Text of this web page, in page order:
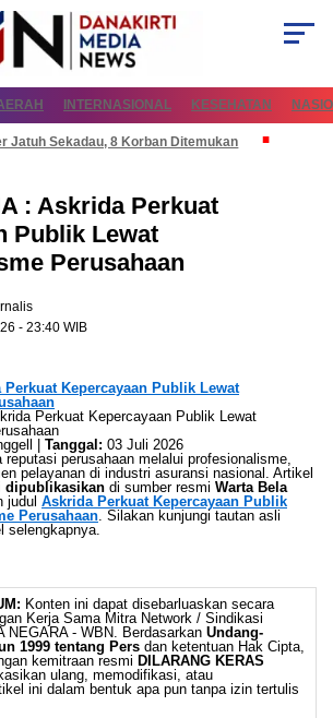
INTERNASIONAL KESEHATAN
Jatuh Sekadau, 8 Korban Ditemukan
: Askrida Perkuat
Publik Lewat
Perusahaan
- 23:40 WIB
Perkuat Kepercayaan Publik Lewat
| Tanggal: 03 Juli 2026
perusahaan melalui profesionalisme,
pelayanan di industri asuransi nasional. Artikel
dipublikasikan di sumber resmi Warta Bela
judul Askrida Perkuat Kepercayaan Publik
Perusahaan. Silakan kunjungi tautan asli
selengkapnya.
Konten ini dapat disebarluaskan secara
Kerja Sama Mitra Network / Sindikasi
NEGARA - WBN. Berdasarkan Undang-
1999 tentang Pers dan ketentuan Hak Cipta,
kemitraan resmi DILARANG KERAS
ulang, memodifikasi, atau
ini dalam bentuk apa pun tanpa izin tertulis